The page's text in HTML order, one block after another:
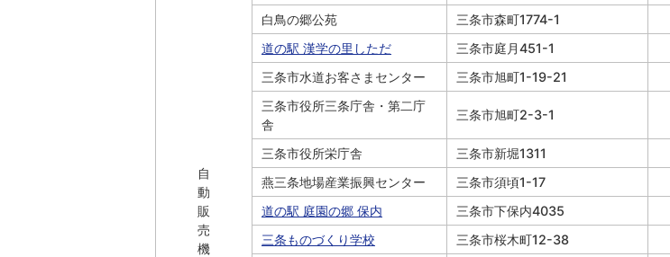
自
動
販
売
機
白鳥の郷公苑
三条市森町1774-1
道の駅 漢学の里しただ
三条市庭月451-1
三条市水道お客さまセンター
三条市旭町1-19-21
三条市役所三条庁舎・第二庁
舎
三条市旭町2-3-1
三条市役所栄庁舎
三条市新堀1311
燕三条地場産業振興センター
三条市須頃1-17
道の駅 庭園の郷 保内
三条市下保内4035
三条ものづくり学校
三条市桜木町12-38